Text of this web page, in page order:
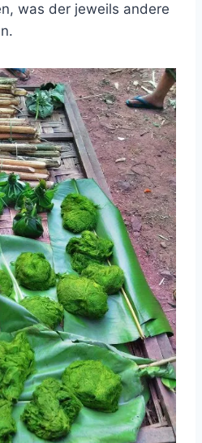
was der jeweils andere